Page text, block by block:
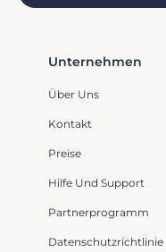
Unternehmen
Über Uns
Kontakt
Preise
Hilfe Und Support
Partnerprogramm
Datenschutzrichtlinie